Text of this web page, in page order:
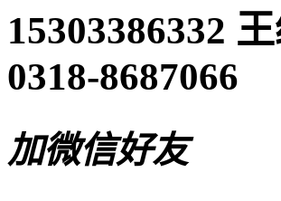
15303386332
0318-8687066
加微信好友